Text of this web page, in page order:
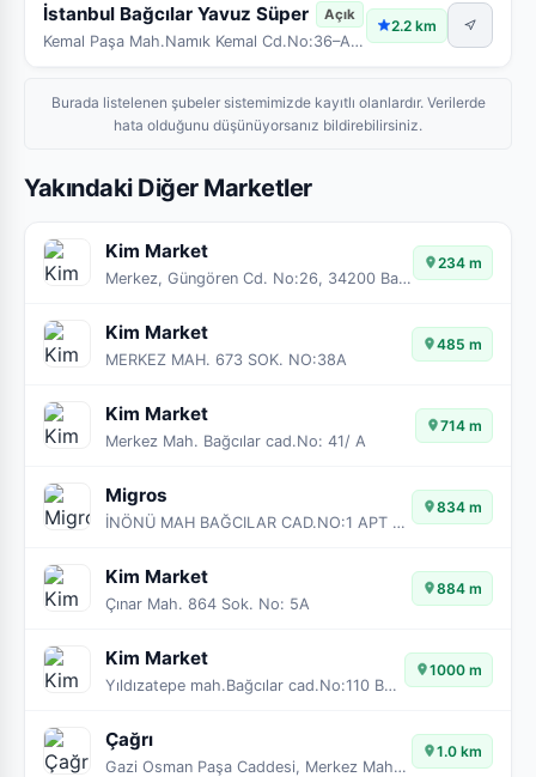
İstanbul Bağcılar Yavuz Süper Açık
Kemal Paşa Mah.Namık Kemal Cd.No:36–A-B Bağcılar/
2.2 km
Burada listelenen şubeler sistemimizde kayıtlı olanlardır. Verilerde
hata olduğunu düşünüyorsanız bildirebilirsiniz.
Yakındaki Diğer Marketler
Kim Market
Merkez, Güngören Cd. No:26, 34200 Bağcılar/İstanbul
234 m
Kim Market
MERKEZ MAH. 673 SOK. NO:38A
485 m
Kim Market
Merkez Mah. Bağcılar cad.No: 41/ A
714 m
Migros
İNÖNÜ MAH BAĞCILAR CAD.NO:1 APT NO:8/B
834 m
Kim Market
Çınar Mah. 864 Sok. No: 5A
884 m
Kim Market
Yıldızatepe mah.Bağcılar cad.No:110 Bağcılar
1000 m
Çağrı
Gazi Osman Paşa Caddesi, Merkez Mahallesi, Güngören, İstanbul, Marmara Bölgesi, 34164, Türkiye
1.0 km